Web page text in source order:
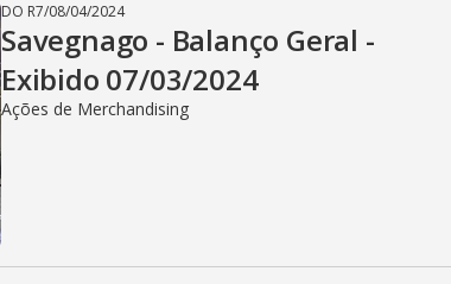
DO R7/08/04/2024
Savegnago - Balanço Geral -
Exibido 07/03/2024
Ações de Merchandising